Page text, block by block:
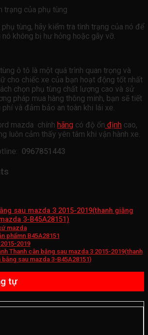
trạng của phụ tùng
tùng, hãy kiểm tra tình trạng của nó để
không bị hư hỏng hoặc gãy vỡ.
ô tô là một quá trình quan trọng và
cho chiếc xe của bạn hoạt động tốt nhất
chọn phụ tùng chất lượng cao và sử
pháp mua hàng thông minh, bạn sẽ tiết
và đảm bảo an toàn khi lái xe.
mazda chính hãng có độ ổn định cao,
luôn cảm thấy yên tâm khi vận hành xe.
0967851443
sau mazda 3 2015-2019(thanh giằng
3-B45A28151)
mazda
phẩmn B45A28151
2019
Thanh cân bằng sau mazda 3 2015-2019(thanh
bằng sau mazda 3-B45A28151)
tự